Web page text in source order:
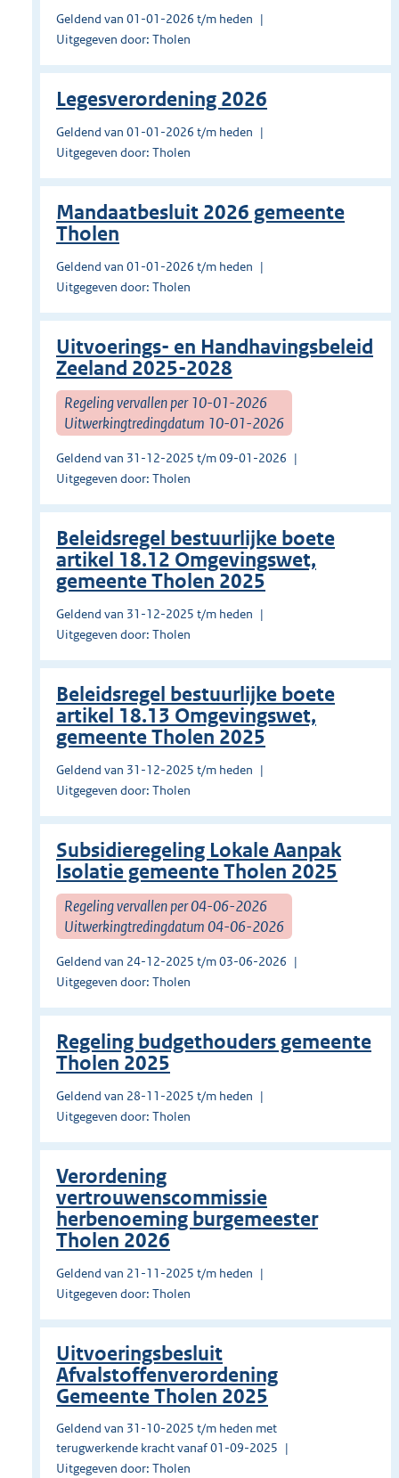
Geldend van 01-01-2026 t/m heden
Uitgegeven door: Tholen
Legesverordening 2026
Geldend van 01-01-2026 t/m heden
Uitgegeven door: Tholen
Mandaatbesluit 2026 gemeente
Tholen
Geldend van 01-01-2026 t/m heden
Uitgegeven door: Tholen
Uitvoerings- en Handhavingsbeleid
Zeeland 2025-2028
Regeling vervallen per 10-01-2026
Uitwerkingtredingdatum 10-01-2026
Geldend van 31-12-2025 t/m 09-01-2026
Uitgegeven door: Tholen
Beleidsregel bestuurlijke boete
artikel 18.12 Omgevingswet,
gemeente Tholen 2025
Geldend van 31-12-2025 t/m heden
Uitgegeven door: Tholen
Beleidsregel bestuurlijke boete
artikel 18.13 Omgevingswet,
gemeente Tholen 2025
Geldend van 31-12-2025 t/m heden
Uitgegeven door: Tholen
Subsidieregeling Lokale Aanpak
Isolatie gemeente Tholen 2025
Regeling vervallen per 04-06-2026
Uitwerkingtredingdatum 04-06-2026
Geldend van 24-12-2025 t/m 03-06-2026
Uitgegeven door: Tholen
Regeling budgethouders gemeente
Tholen 2025
Geldend van 28-11-2025 t/m heden
Uitgegeven door: Tholen
Verordening
vertrouwenscommissie
herbenoeming burgemeester
Tholen 2026
Geldend van 21-11-2025 t/m heden
Uitgegeven door: Tholen
Uitvoeringsbesluit
Afvalstoffenverordening
Gemeente Tholen 2025
Geldend van 31-10-2025 t/m heden met
terugwerkende kracht vanaf 01-09-2025
Uitgegeven door: Tholen